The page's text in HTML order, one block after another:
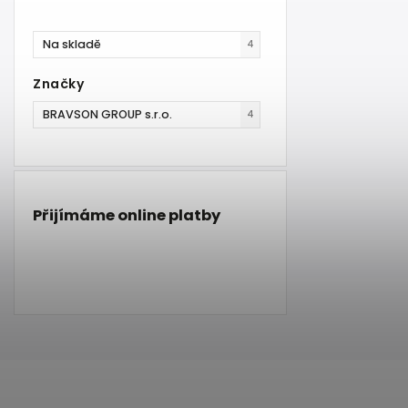
Na skladě 4
Značky
BRAVSON GROUP s.r.o. 4
Přijímáme online platby